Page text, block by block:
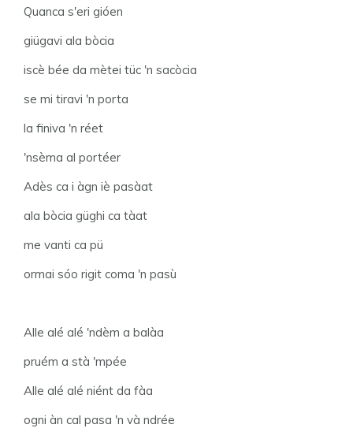
Quanca s'eri gióen
giügavi ala bòcia
iscè bée da mètei tüc 'n sacòcia
se mi tiravi 'n porta
la finiva 'n réet
'nsèma al portéer
Adès ca i àgn iè pasàat
ala bòcia güghi ca tàat
me vanti ca pü
ormai sóo rigit coma 'n pasù
Alle alé alé 'ndèm a balàa
pruém a stà 'mpée
Alle alé alé niént da fàa
ogni àn cal pasa 'n và ndrée